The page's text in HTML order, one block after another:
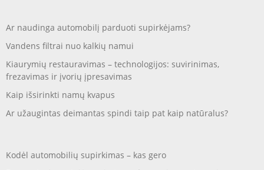
Ar naudinga automobilį parduoti supirkėjams?
Vandens filtrai nuo kalkių namui
Kiaurymių restauravimas – technologijos: suvirinimas,
frezavimas ir įvorių įpresavimas
Kaip išsirinkti namų kvapus
Ar užaugintas deimantas spindi taip pat kaip natūralus?
Kodėl automobilių supirkimas – kas gero